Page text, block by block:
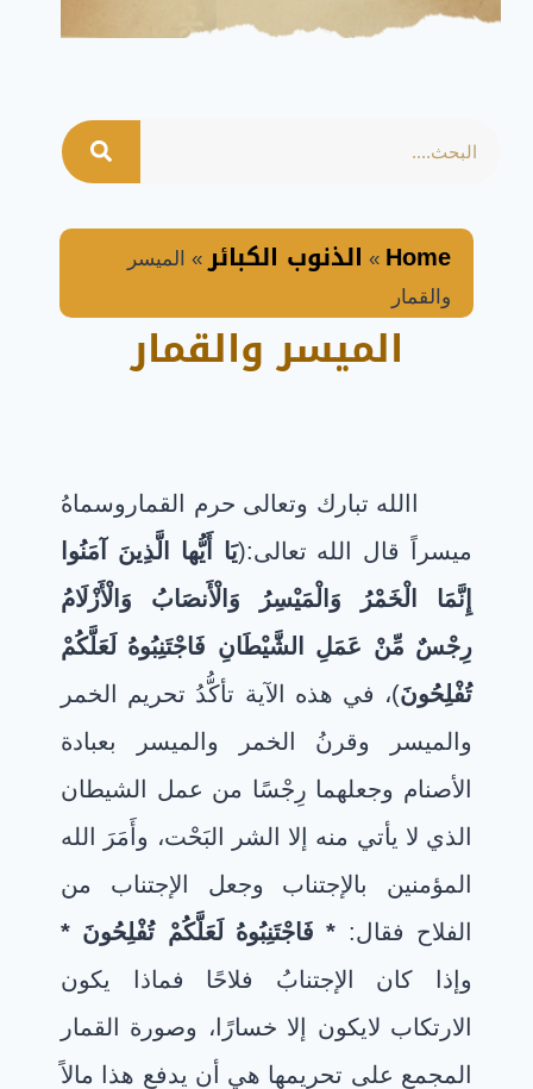
الميسر والقمار
Home
» الذنوب الكبائر » الميسر
والقمار
االله تبارك وتعالى حرم القماروسماهُ
ميسراً قال الله تعالى:(يَا أَيُّها الَّذِينَ آمَنُوا
إِنَّمَا الْخَمْرُ وَالْمَيْسِرُ وَالْأَنصَابُ وَالْأَزْلَامُ
رِجْسٌ مِّنْ عَمَلِ الشَّيْطَانِ فَاجْتَنِبُوهُ لَعَلَّكُمْ
تُفْلِحُونَ)، في هذه الآية تأكُّدُ تحريم الخمر
والميسر وقرنُ الخمر والميسر بعبادة
الأصنام وجعلهما رِجْسًا من عمل الشيطان
الذي لا يأتي منه إلا الشر البَحْت، وأَمَرَ الله
المؤمنين بالإجتناب وجعل الإجتناب من
الفلاح فقال: *فَاجْتَنِبُوهُ لَعَلَّكُمْ تُفْلِحُونَ *
وإذا كان الإجتنابُ فلاحًا فماذا يكون
الارتكاب لايكون إلا خسارًا، وصورة القمار
المجمع على تحريمها هي أن يدفع هذا مالاً